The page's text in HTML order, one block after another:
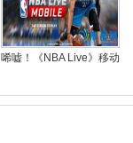
唏嘘！《NBA Live》移动